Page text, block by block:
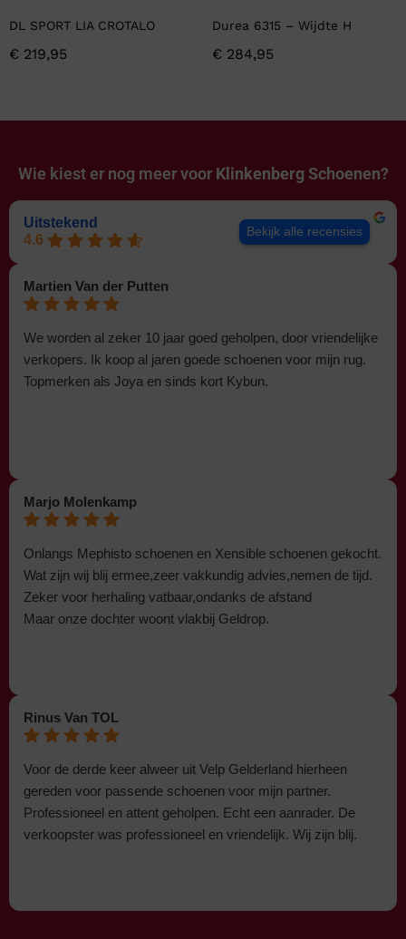
DL SPORT LIA CROTALO
€ 219,95
Durea 6315 – Wijdte H
€ 284,95
Wie kiest er nog meer voor Klinkenberg Schoenen?
Uitstekend
4.6
Bekijk alle recensies
Martien Van der Putten
We worden al zeker 10 jaar goed geholpen, door vriendelijke
verkopers. Ik koop al jaren goede schoenen voor mijn rug.
Topmerken als Joya en sinds kort Kybun.
Marjo Molenkamp
Onlangs Mephisto schoenen en Xensible schoenen gekocht.
Wat zijn wij blij ermee,zeer vakkundig advies,nemen de tijd.
Zeker voor herhaling vatbaar,ondanks de afstand
Maar onze dochter woont vlakbij Geldrop.
Rinus Van TOL
Voor de derde keer alweer uit Velp Gelderland hierheen
gereden voor passende schoenen voor mijn partner.
Professioneel en attent geholpen. Echt een aanrader. De
verkoopster was professioneel en vriendelijk. Wij zijn blij.